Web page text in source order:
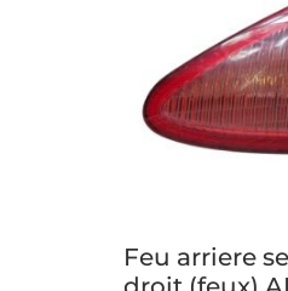
Feu arriere